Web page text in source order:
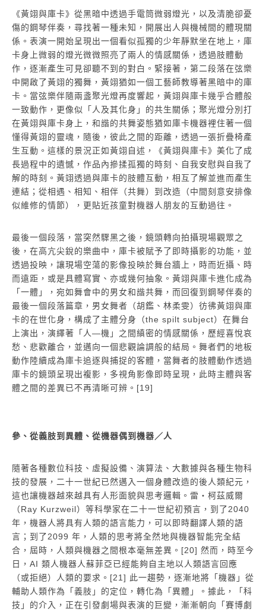
《黃翊與庫卡》從黑暗中透過手電筒微弱燈光，以及清脆卻憂
傷的鋼琴伴奏，尋找著一種未知，開展出人與機械間的體現關
係。表演一開始呈現出一個看似孤獨的少年靜默坐在地上，庫
卡身上微弱的燈光微微照亮了兩人的情感關係，透過肢體動
作，逐漸產生可見卻聽不到的對白。緊接著，第二段落在弦樂
中開啟了黃翊的獨舞，黃翊猶如一個工藝師教導著黑暗中的庫
卡。當弦樂伴隨兩盞聚光燈再度響起，黃翊與庫卡幾乎合體般
一致動作，更像似「人及其化身」的共生關係；聚光燈分別打
在黃翊與庫卡身上，和諧的共舞姿態猶如庫卡機器裡住著一個
懂得黃翊的靈魂，隨後，彼此之間的距離，透過一張折疊椅產
生互動。這樣的景況正如黃翊自述，《黃翊與庫卡》美化了成
長過程中的遺憾，作品內摻揉孤獨的時刻、自我安慰與自我了
解的時刻。黃翊透過與庫卡的肢體互動，相互了解並進而產生
連結；從相遇、相知、相伴（共舞）到改造（中間刻意安排像
似維修的情節），更貼近孩童對機器人朋友的互動過往。
最後一個段落，當突然驟黑之後，鏡頭轉向拍攝現場觀眾之
後，在高亢尖銳的樂曲中，庫卡被賦予了即時攝影的功能，並
透過投映，讓現場空蕩的影像投映於舞台牆上，時而近攝、時
而遠距，或是具體寫實、亦或幾何抽象。黃翊與庫卡進化成為
「一體」，宛如舞會中的男女和諧共舞，而回復到鋼琴伴奏的
最後一個段落篇章，男女舞者（胡鑑、林柔雯）彷彿黃翊與庫
卡的在世化身，構成了主體分身（the spilt subject）在舞台
上演出，演繹著「人―機」之間縝密的情感關係，歷經喜悅哀
愁、悲歡離合，並邁向一個悲觀論調般的結局。舞者們的地板
動作陸續成為庫卡追逐與捕捉的客體，當舞者的肢體動作透過
庫卡的鏡頭呈現出複影，多視角影像即時呈現，此時主體與客
體之間的差異已不再清晰可辨。[19]
參、從義肢到異體、從機器偶到機器／人
隨著各種數位科技、虛擬設備、演算法、大數據與各種生物科
技的發展，二十一世紀已然邁入一個身體改造的後人類紀元，
這也讓機器越來越具有人形面貌與思考邏輯。雷・柯茲威爾
（Ray Kurzweil）等科學家在二十一世紀初預言，到了2040
年，機器人將具有人類的語言能力，可以即時翻譯人類的語
言；到了2099 年，人類的思考將全然地與機器智能完全結
合，屆時，人類與機器之間根本毫無差異。[20] 然而，時至今
日，AI 類人機器人蘇菲亞已經能夠自主地以人類語言回應
（或拒絕）人類的要求。[21] 此一趨勢，逐漸地將「機器」從
輔助人類作為「義肢」的定位，轉化為「異體」。據此，「科
技」的介入，正在引發劇場與表演的巨變，漸漸朝向「賽博劇